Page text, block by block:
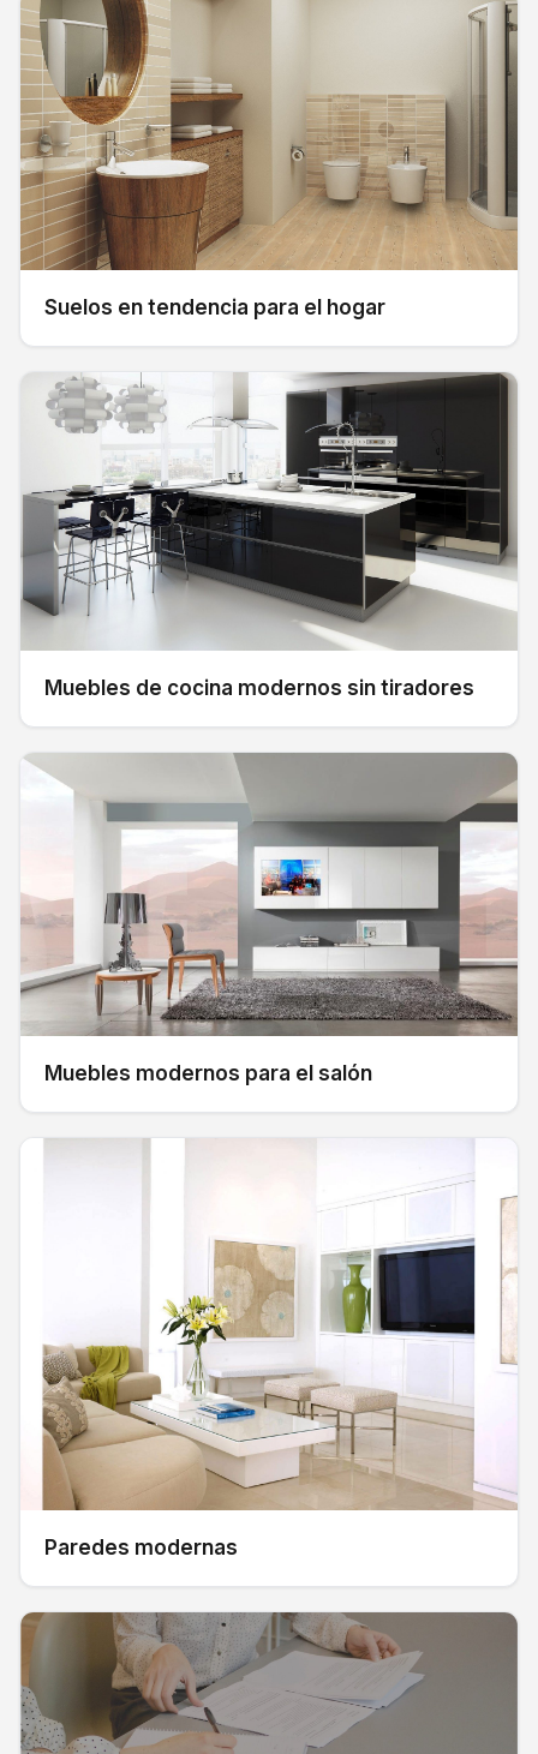
Suelos en tendencia para el hogar
Muebles de cocina modernos sin tiradores
Muebles modernos para el salón
Paredes modernas